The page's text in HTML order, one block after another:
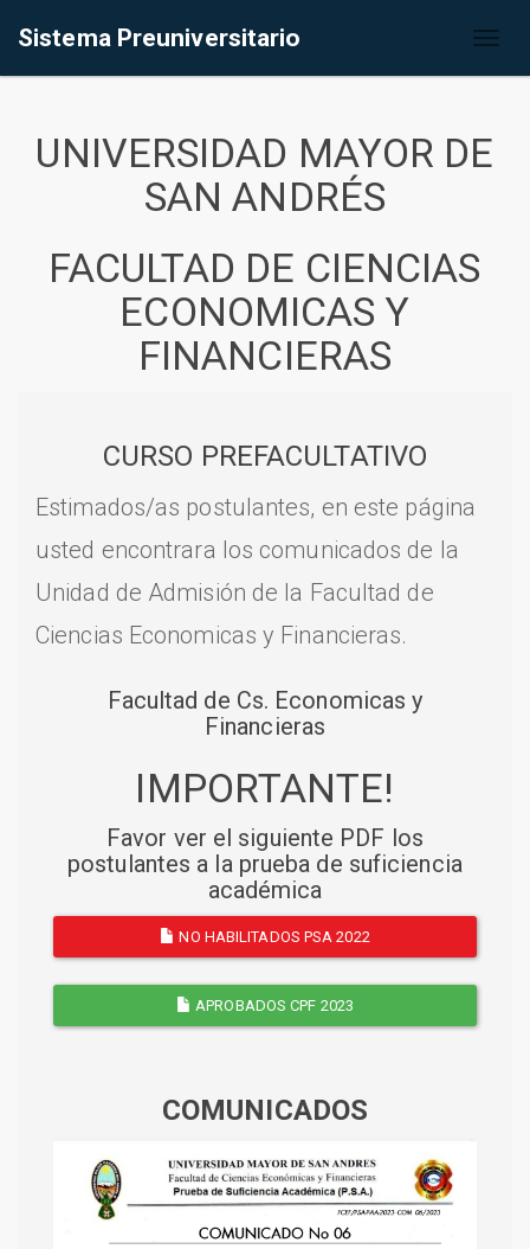
Sistema Preuniversitario
UNIVERSIDAD MAYOR DE
SAN ANDRÉS
FACULTAD DE CIENCIAS
ECONOMICAS Y
FINANCIERAS
CURSO PREFACULTATIVO
Estimados/as postulantes, en este página
usted encontrara los comunicados de la
Unidad de Admisión de la Facultad de
Ciencias Economicas y Financieras.
Facultad de Cs. Economicas y
Financieras
IMPORTANTE!
Favor ver el siguiente PDF los
postulantes a la prueba de suficiencia
académica
NO HABILITADOS PSA 2022
APROBADOS CPF 2023
COMUNICADOS